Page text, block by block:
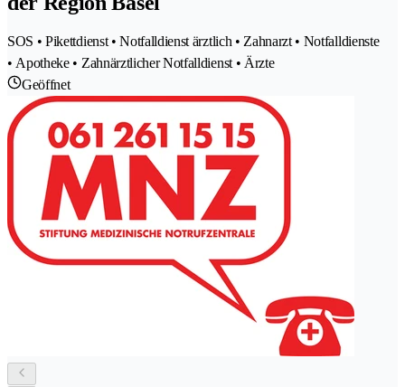
SOS • Pikettdienst • Notfalldienst ärztlich • Zahnarzt • Notfalldienste
• Apotheke • Zahnärztlicher Notfalldienst • Ärzte
Geöffnet